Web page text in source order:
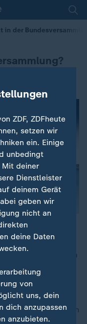
in der
im Berliner
von
bestimmen. Sehen
darf.
nach oben
ZDF, ZDFheute
setzen wir
ein. Einige
unbedingt
deiner
Dienstleister
deinem Gerät
geben wir
nicht an
deine Daten
von
uns, dein
dich anzupassen
anzubieten.